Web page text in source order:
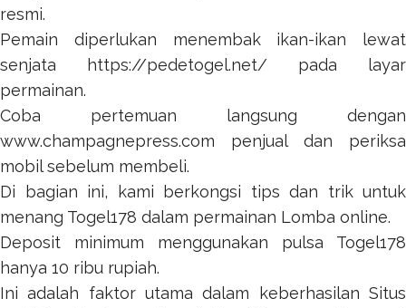
resmi.
Pemain diperlukan menembak ikan-ikan lewat
senjata
https://pedetogel.net/ pada layar
permainan.
Coba pertemuan langsung dengan
www.champagnepress.com penjual dan periksa
mobil sebelum membeli.
Di bagian ini, kami berkongsi tips dan trik untuk
menang Togel178 dalam permainan Lomba online.
Deposit minimum menggunakan pulsa Togel178
hanya 10 ribu rupiah.
Ini adalah faktor utama dalam keberhasilan Situs